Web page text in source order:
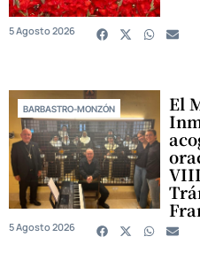
5 Agosto 2026
BARBASTRO-MONZÓN El
5 Agosto 2026